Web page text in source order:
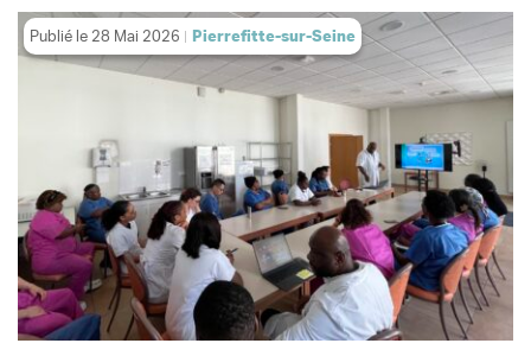
Publié le 28 Mai 2026 Pierrefitte-sur-Seine